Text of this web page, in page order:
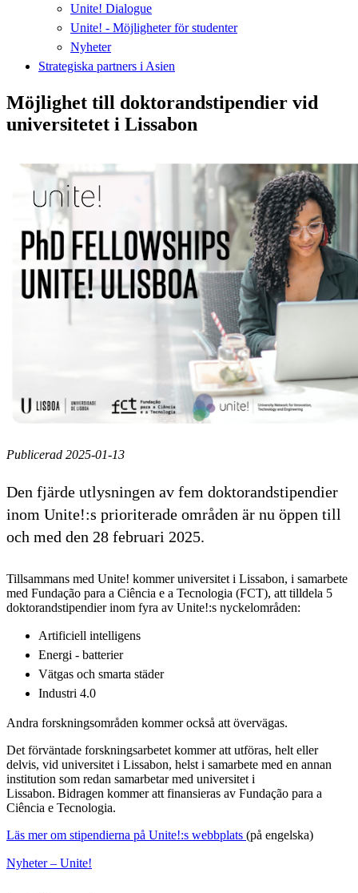
Unite! Dialogue
Unite! - Möjligheter för studenter
Nyheter
Strategiska partners i Asien
Möjlighet till doktorandstipendier vid
universitetet i Lissabon
Publicerad 2025-01-13
Den fjärde utlysningen av fem doktorandstipendier
inom Unite!:s prioriterade områden är nu öppen till
och med den 28 februari 2025.
Tillsammans med Unite! kommer universitet i Lissabon, i samarbete
med Fundação para a Ciência e a Tecnologia (FCT), att tilldela 5
doktorandstipendier inom fyra av Unite!:s nyckelområden:
Artificiell intelligens
Energi - batterier
Vätgas och smarta städer
Industri 4.0
Andra forskningsområden kommer också att övervägas.
Det förväntade forskningsarbetet kommer att utföras, helt eller
delvis, vid universitet i Lissabon, helst i samarbete med en annan
institution som redan samarbetar med universitet i
Lissabon. Bidragen kommer att finansieras av Fundação para a
Ciência e Tecnologia.
Läs mer om stipendierna på Unite!:s webbplats (på engelska)
Nyheter – Unite!